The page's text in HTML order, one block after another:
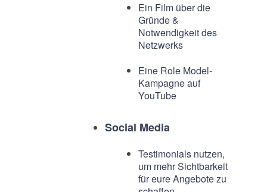
Ein Film über die
Gründe &
Notwendigkeit des
Netzwerks
Eine Role Model-
Kampagne auf
YouTube
Social Media
Testimonials nutzen,
um mehr Sichtbarkeit
für eure Angebote zu